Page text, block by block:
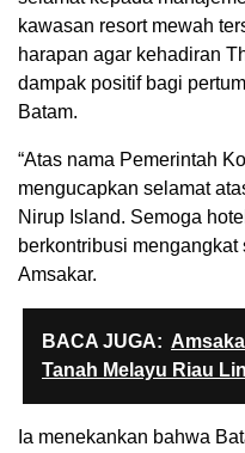
kawasan resort mewah
harapan agar kehadiran
dampak positif bagi
Batam.
“Atas nama Pemerintah
mengucapkan selamat
Nirup Island. Semoga
berkontribusi mengangkat
Amsakar.
BACA JUGA:
Tanah Melayu Riau
Ia menekankan bahwa